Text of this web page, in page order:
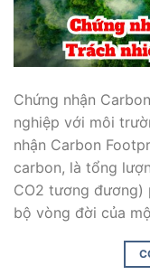
Chứng nhận
nghiệp với môi
nhận Carbon
carbon, là tổng
CO2 tương
bộ vòng đời của